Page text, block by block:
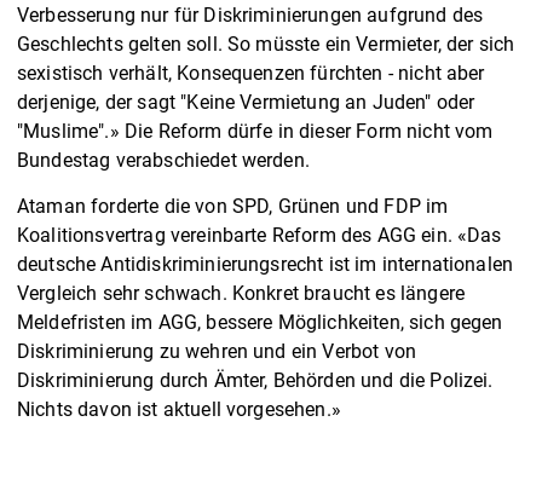
Verbesserung nur für Diskriminierungen aufgrund des
Geschlechts gelten soll. So müsste ein Vermieter, der sich
sexistisch verhält, Konsequenzen fürchten - nicht aber
derjenige, der sagt "Keine Vermietung an Juden" oder
"Muslime".» Die Reform dürfe in dieser Form nicht vom
Bundestag verabschiedet werden.
Ataman forderte die von SPD, Grünen und FDP im
Koalitionsvertrag vereinbarte Reform des AGG ein. «Das
deutsche Antidiskriminierungsrecht ist im internationalen
Vergleich sehr schwach. Konkret braucht es längere
Meldefristen im AGG, bessere Möglichkeiten, sich gegen
Diskriminierung zu wehren und ein Verbot von
Diskriminierung durch Ämter, Behörden und die Polizei.
Nichts davon ist aktuell vorgesehen.»